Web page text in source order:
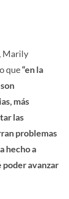
Marily
que“en la
más
las
problemas
hecho a
poder avanzar